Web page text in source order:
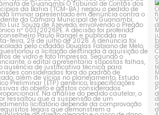
TCM rejeita pedido de suspensão de
licitação da...
1 0